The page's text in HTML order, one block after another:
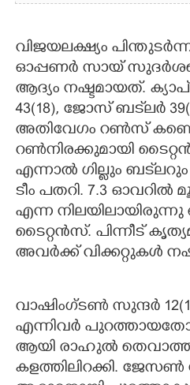
വിജയലക്ഷ്യം
ഓപ്പണര്‍ സായ്
ആദ്യം നഷ്ടമായത്.
43(18), ജോസ് ബട്‌ലര്‍
അതിവേഗം റണ്‍സ്
റണ്‍നിരക്കുമായി
എന്നാല്‍ ഗില്ലും
ടീം പതറി. 7.3 ഓവറില്‍
എന്ന നിലയിലായിരുന്നു
ടൈറ്റന്‍സ്. പിന്നീട്
അവര്‍ക്ക് വിക്കറ്റുകള്‍
വാഷിംഗ്ടണ്‍ സുന്ദര്‍
എന്നിവര്‍
ആയി രാഹുല്‍
കളത്തിലിറക്കി.